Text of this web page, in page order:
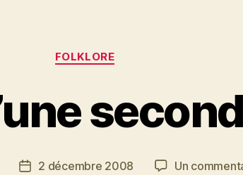
Catégories
FOLKLORE
Date2 décembre 2008 Un